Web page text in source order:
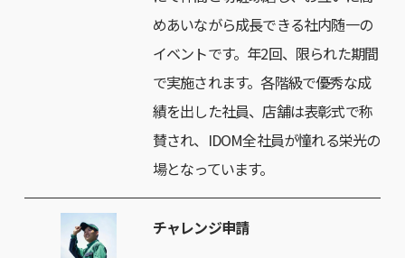
めあいながら成長できる社内随一の
イベントです。年2回、限られた期間
で実施されます。各階級で優秀な成
績を出した社員、店舗は表彰式で称
賛され、IDOM全社員が憧れる栄光の
場となっています。
チャレンジ申請